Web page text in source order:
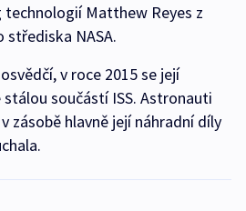
Matthew Reyes z
střediska NASA.
v roce 2015 se její
součástí ISS. Astronauti
zásobě hlavně její náhradní díly